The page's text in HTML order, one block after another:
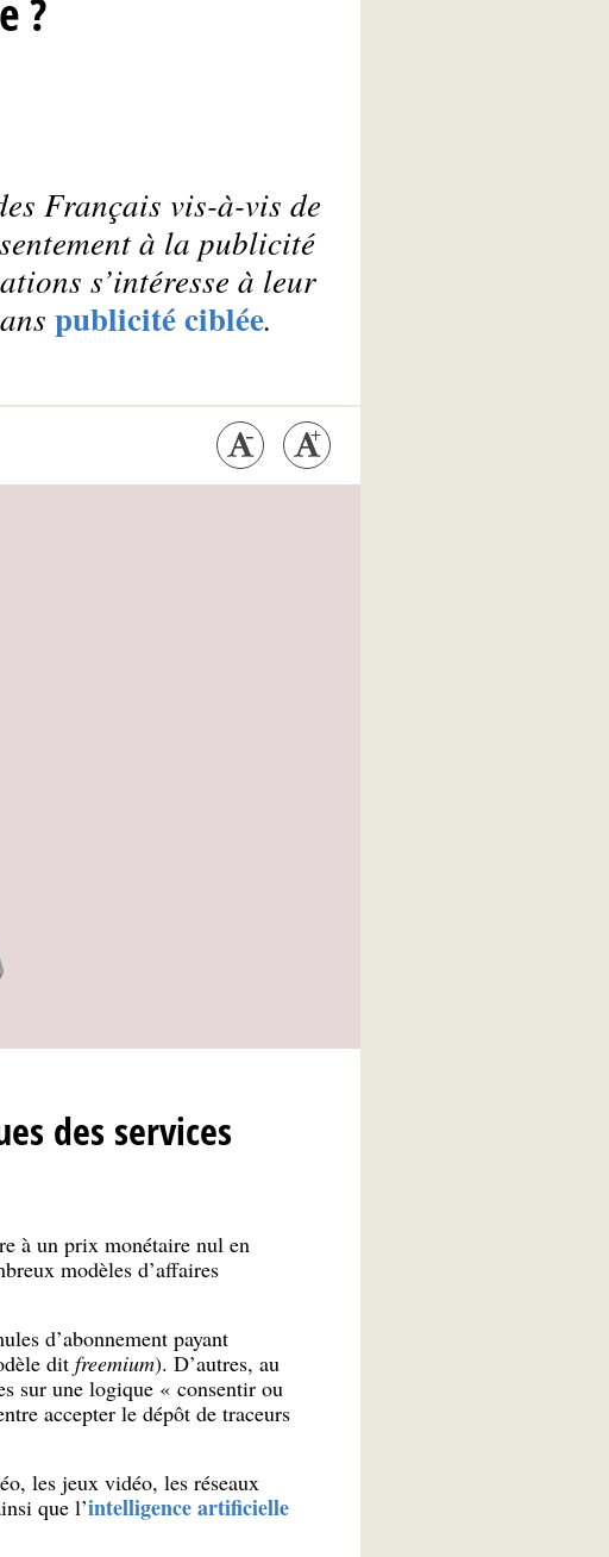
?
Français vis-à-vis de
à la publicité
s’intéresse à leur
publicité ciblée.
des services
à un prix monétaire nul en
modèles d’affaires
d’abonnement payant
dit freemium). D’autres, au
sur une logique « consentir ou
accepter le dépôt de traceurs
les jeux vidéo, les réseaux
que l’intelligence artificielle